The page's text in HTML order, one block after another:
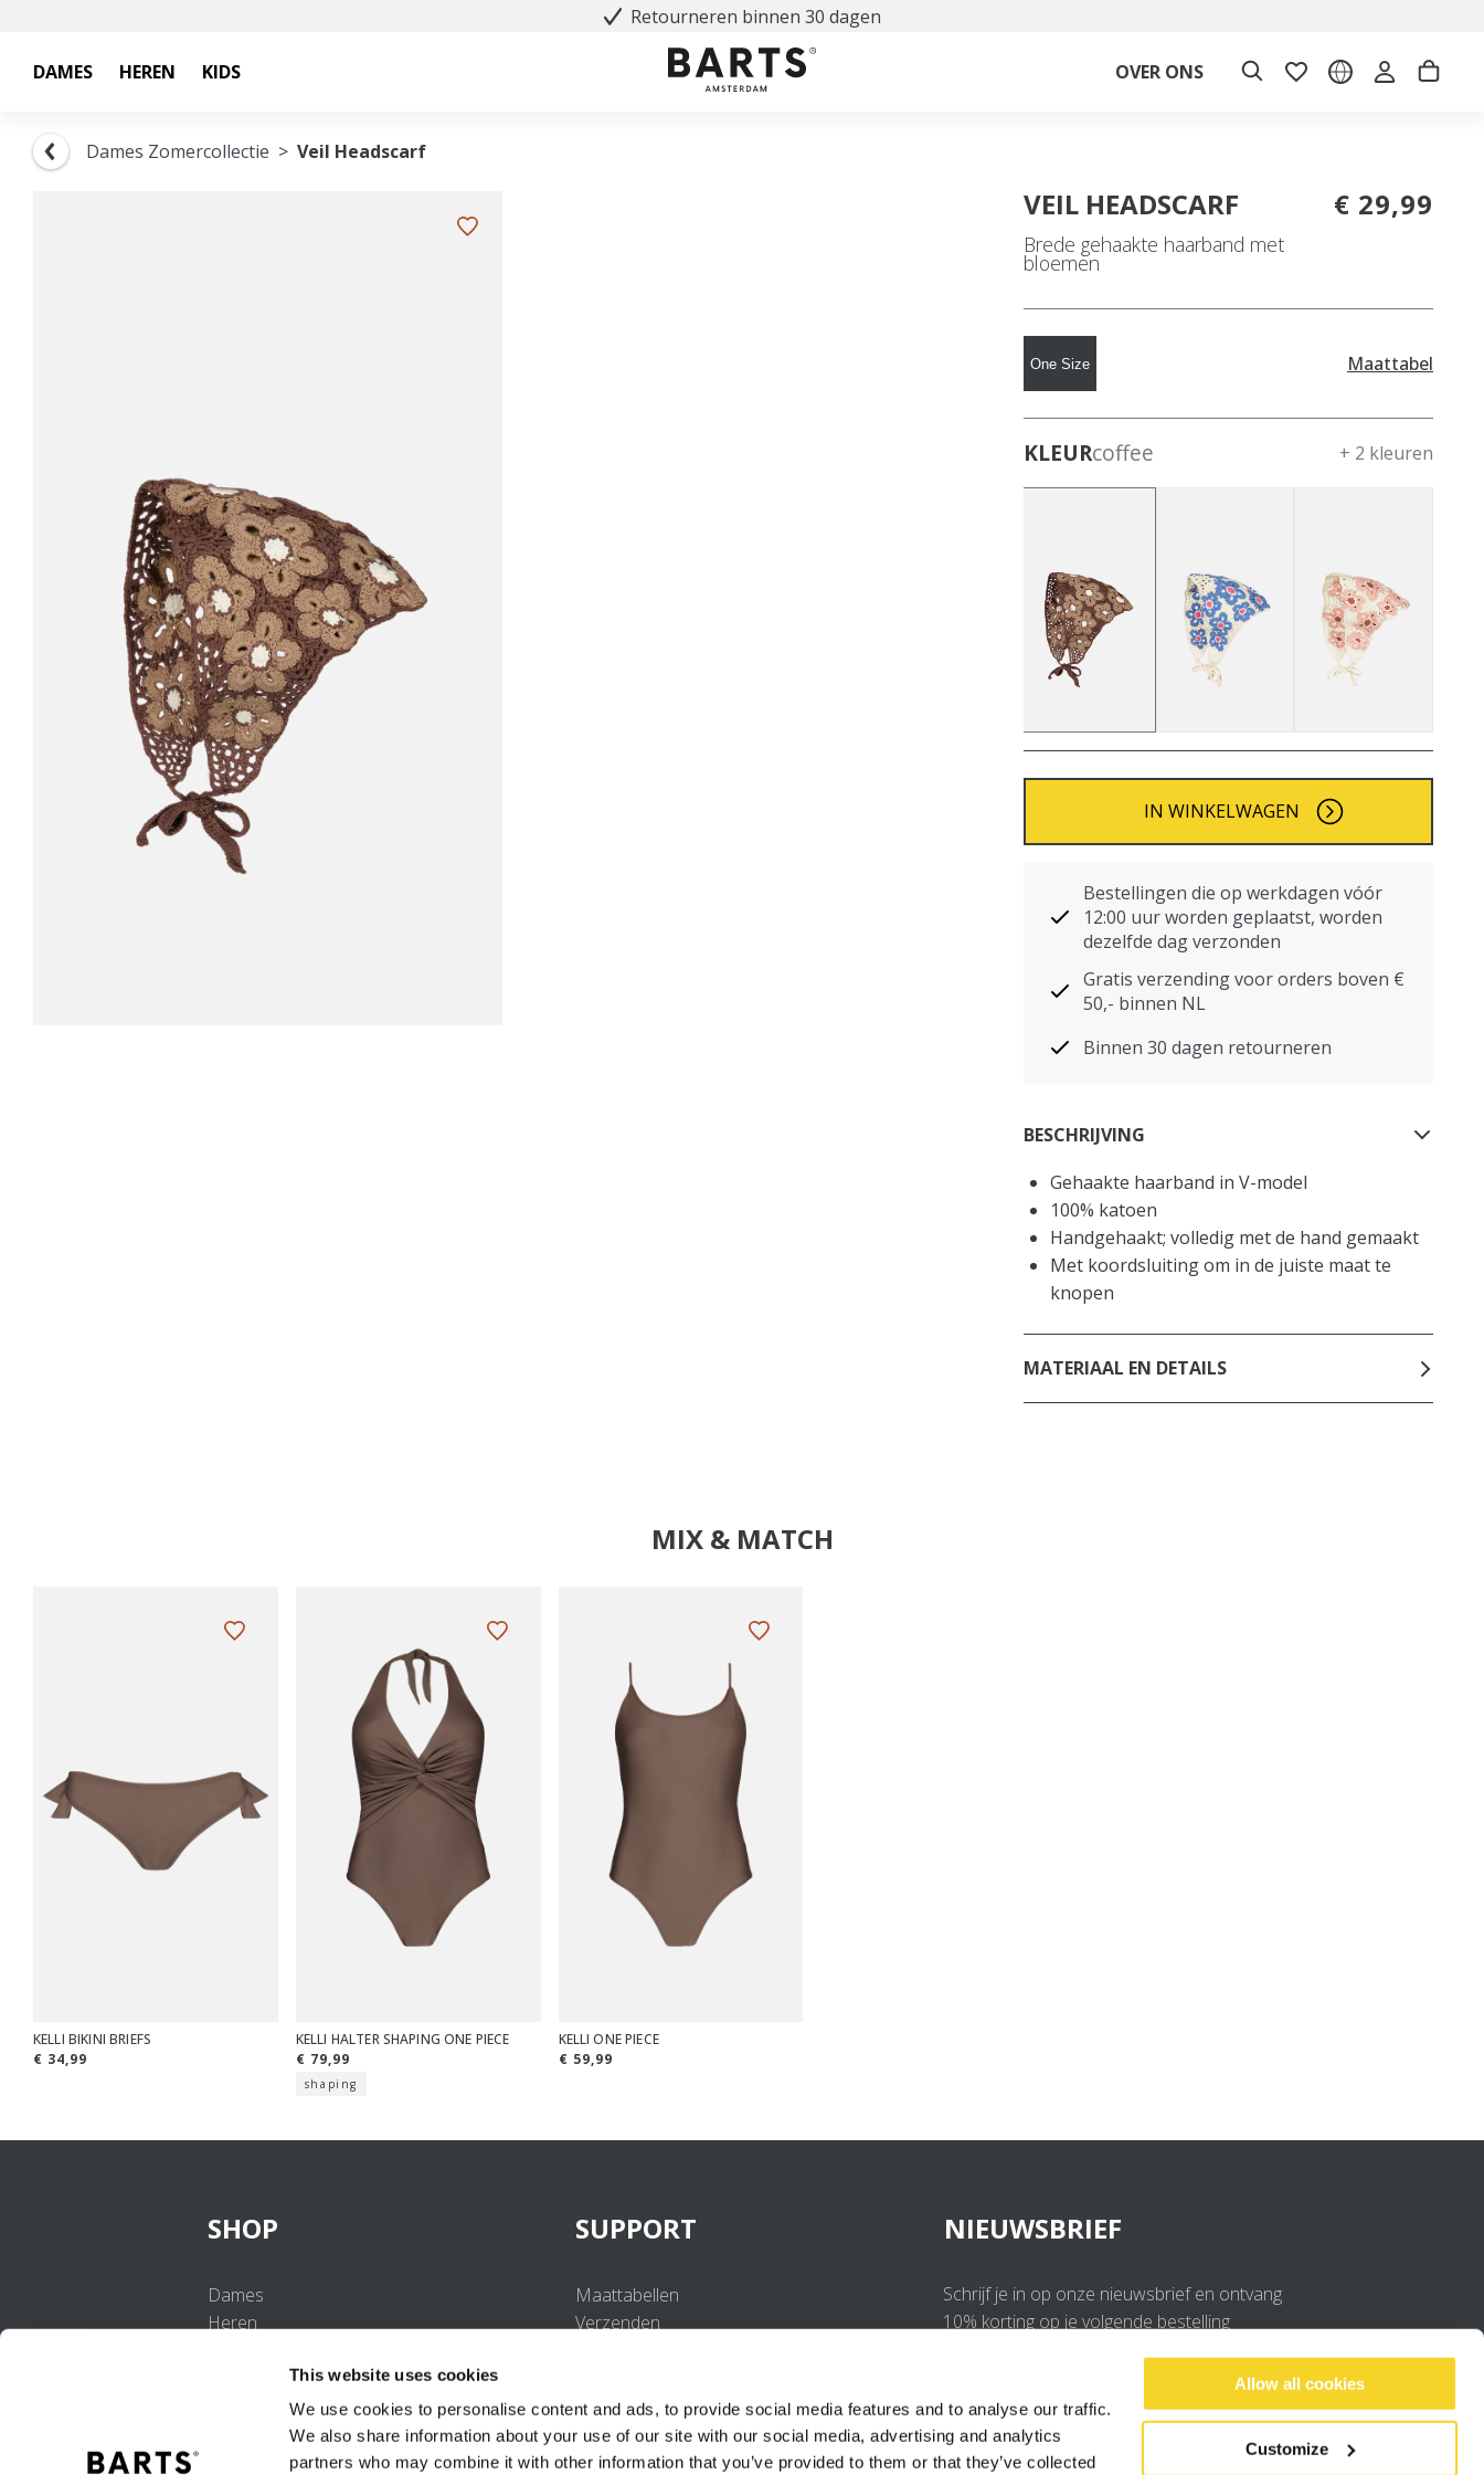
This website uses cookies
We use cookies to personalise content and ads, to provide social media features and to analyse our traffic.
We also share information about your use of our site with our social media, advertising and analytics
partners who may combine it with other information that you’ve provided to them or that they’ve collected
Allow all cookies
Customize
Retourneren binnen 30 dagen
DAMES HEREN KIDS OVER ONS
Dames Zomercollectie Veil Headscarf
VEIL HEADSCARF
Brede gehaakte haarband met
bloemen
€ 29,99
One Size Maattabel
KLEURcoffee + 2 kleuren
IN WINKELWAGEN
Bestellingen die op werkdagen vóór
12:00 uur worden geplaatst, worden
dezelfde dag verzonden
Gratis verzending voor orders boven €
50,- binnen NL
Binnen 30 dagen retourneren
BESCHRIJVING
Gehaakte haarband in V-model
100% katoen
Handgehaakt; volledig met de hand gemaakt
Met koordsluiting om in de juiste maat te
knopen
MATERIAAL EN DETAILS
MIX & MATCH
KELLI BIKINI BRIEFS
€ 34,99
KELLI HALTER SHAPING ONE PIECE
€ 79,99
shaping
KELLI ONE PIECE
€ 59,99
SHOP
Dames
Heren
SUPPORT
Maattabellen
Verzenden
Contact
UV-Beschermingsnorm
B2B Portal Login
NIEUWSBRIEF
Schrijf je in op onze nieuwsbrief en ontvang
10% korting op je volgende bestelling
Ik ga akkoord met de